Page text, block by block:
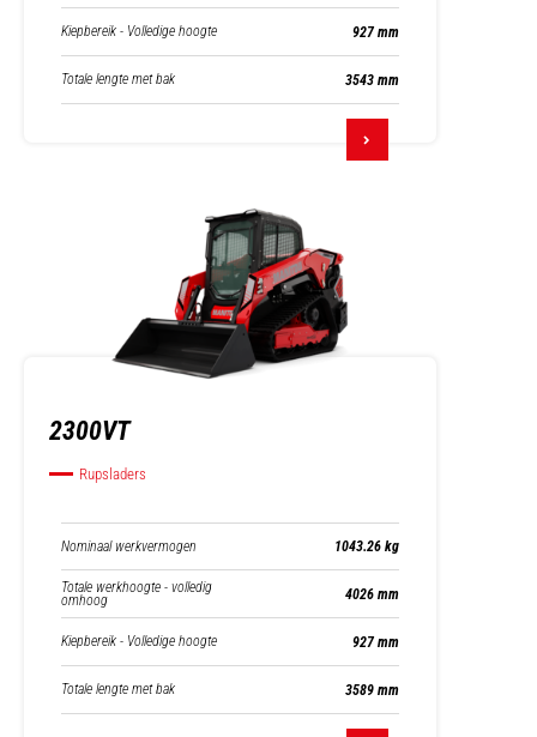
Kiepbereik - Volledige hoogte 927 mm
Totale lengte met bak 3543 mm
2300VT
Rupsladers
Nominaal werkvermogen 1043.26 kg
Totale werkhoogte - volledig
omhoog 4026 mm
Kiepbereik - Volledige hoogte 927 mm
Totale lengte met bak 3589 mm